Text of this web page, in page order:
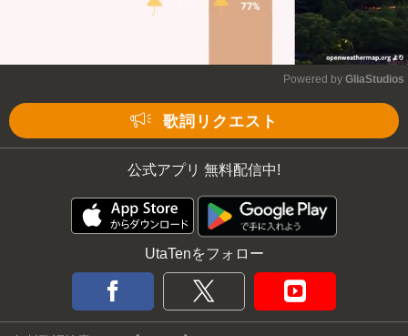
Powered by GliaStudios
歌詞リクエスト
公式アプリ 無料配信中!
UtaTenをフォロー